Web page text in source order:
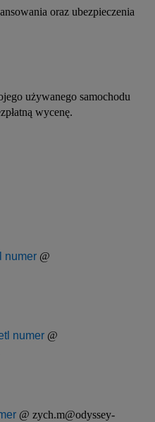
oraz ubezpieczenia
używanego samochodu
wycenę.
numer @
numer @
@ zych.m@odyssey-